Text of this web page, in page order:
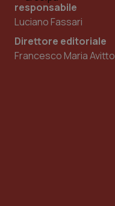
responsabile
Luciano Fassari
Direttore editoriale
Francesco Maria Avitto